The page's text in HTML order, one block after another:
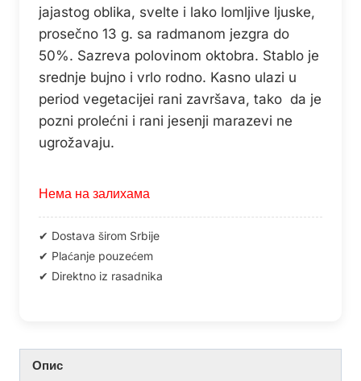
jajastog oblika, svelte i lako lomljive ljuske,
prosečno 13 g. sa radmanom jezgra do
50%. Sazreva polovinom oktobra. Stablo je
srednje bujno i vrlo rodno. Kasno ulazi u
period vegetacijei rani završava, tako da je
pozni prolećni i rani jesenji marazevi ne
ugrožavaju.
Нема на залихама
Опис